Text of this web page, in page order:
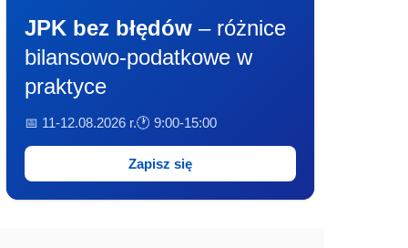
JPK bez błędów – różnice
bilansowo-podatkowe w
praktyce
📅 11-12.08.2026 r.🕐 9:00-15:00
Zapisz się